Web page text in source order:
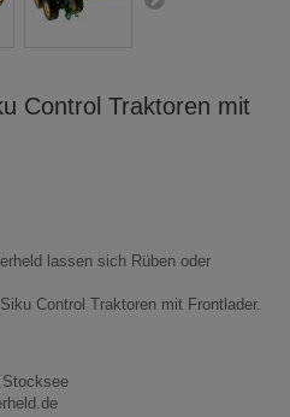
Control Traktoren mit
lassen sich Rüben oder
Control Traktoren mit Frontlader.
Stocksee